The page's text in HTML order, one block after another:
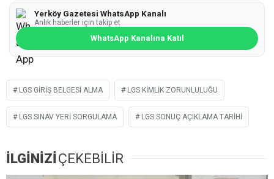
Yerköy Gazetesi WhatsApp Kanalı
Anlık haberler için takip et
WhatsApp Kanalına Katıl
LGS GIRIŞ BELGESI ALMA LGS KIMLIK ZORUNLULUĞU
LGS SINAV YERI SORGULAMA LGS SONUÇ AÇIKLAMA TARIHI
İLGİNİZİ ÇEKEBİLİR